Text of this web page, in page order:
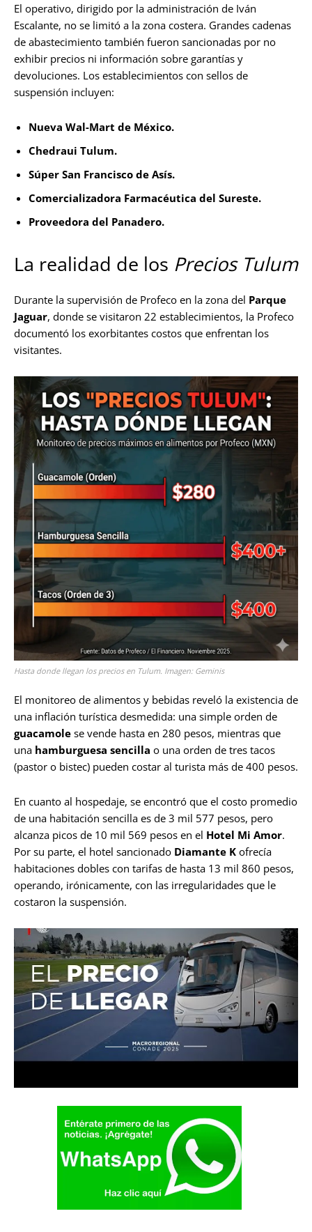
El operativo, dirigido por la administración de Iván
Escalante, no se limitó a la zona costera. Grandes cadenas
de abastecimiento también fueron sancionadas por no
exhibir precios ni información sobre garantías y
devoluciones. Los establecimientos con sellos de
suspensión incluyen:
Nueva Wal-Mart de México.
Chedraui Tulum.
Súper San Francisco de Asís.
Comercializadora Farmacéutica del Sureste.
Proveedora del Panadero.
La realidad de los Precios Tulum
Durante la supervisión de Profeco en la zona del Parque
Jaguar, donde se visitaron 22 establecimientos, la Profeco
documentó los exorbitantes costos que enfrentan los
visitantes.
Hasta donde llegan los precios en Tulum. Imagen: Geminis
El monitoreo de alimentos y bebidas reveló la existencia de
una inflación turística desmedida: una simple orden de
guacamole se vende hasta en 280 pesos, mientras que
una hamburguesa sencilla o una orden de tres tacos
(pastor o bistec) pueden costar al turista más de 400 pesos.
En cuanto al hospedaje, se encontró que el costo promedio
de una habitación sencilla es de 3 mil 577 pesos, pero
alcanza picos de 10 mil 569 pesos en el Hotel Mi Amor.
Por su parte, el hotel sancionado Diamante K ofrecía
habitaciones dobles con tarifas de hasta 13 mil 860 pesos,
operando, irónicamente, con las irregularidades que le
costaron la suspensión.